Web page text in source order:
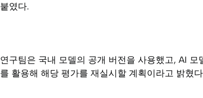
붙였다.
연구팀은 국내 모델의 공개 버전을 사용했고, AI
를 활용해 해당 평가를 재실시할 계획이라고 밝혔